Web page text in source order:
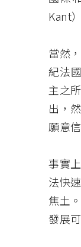
Kant
當然
紀法
主之
出，
願意
事實
法快
焦土
發展